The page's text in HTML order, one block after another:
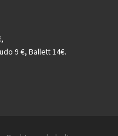
9 €, Ballett 14€.